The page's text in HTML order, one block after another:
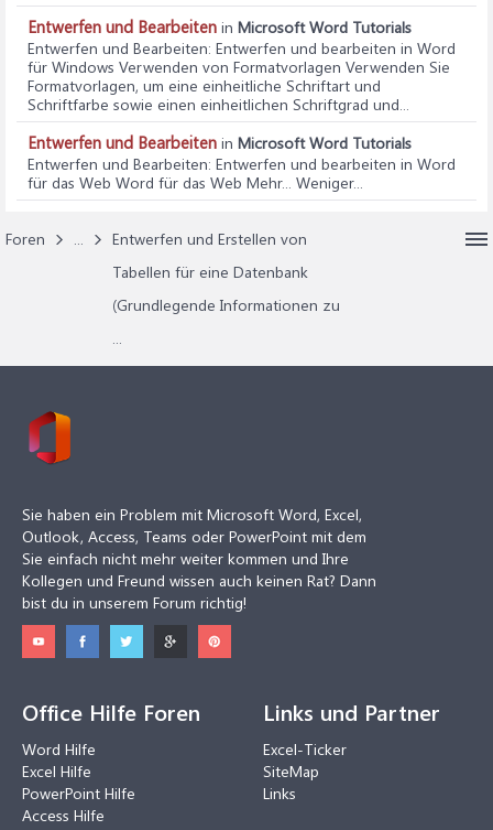
Entwerfen und Bearbeiten in Microsoft Word Tutorials
Entwerfen und Bearbeiten: Entwerfen und bearbeiten in Word
für Windows Verwenden von Formatvorlagen Verwenden Sie
Formatvorlagen, um eine einheitliche Schriftart und
Schriftfarbe sowie einen einheitlichen Schriftgrad und...
Entwerfen und Bearbeiten in Microsoft Word Tutorials
Entwerfen und Bearbeiten: Entwerfen und bearbeiten in Word
für das Web Word für das Web Mehr... Weniger...
Foren ...
Entwerfen und Erstellen von
Tabellen für eine Datenbank
(Grundlegende Informationen zu
...
Sie haben ein Problem mit Microsoft Word, Excel,
Outlook, Access, Teams oder PowerPoint mit dem
Sie einfach nicht mehr weiter kommen und Ihre
Kollegen und Freund wissen auch keinen Rat? Dann
bist du in unserem Forum richtig!
Office Hilfe Foren
Word Hilfe
Excel Hilfe
PowerPoint Hilfe
Access Hilfe
Links und Partner
Excel-Ticker
SiteMap
Links